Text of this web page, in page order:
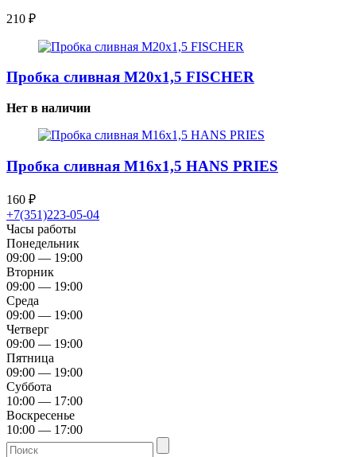
210 ₽
Пробка сливная М20х1,5 FISCHER
Нет в наличии
Пробка сливная М16х1,5 HANS PRIES
160 ₽
+7(351)223-05-04
Часы работы
Понедельник
09:00 — 19:00
Вторник
09:00 — 19:00
Среда
09:00 — 19:00
Четверг
09:00 — 19:00
Пятница
09:00 — 19:00
Суббота
10:00 — 17:00
Воскресенье
10:00 — 17:00